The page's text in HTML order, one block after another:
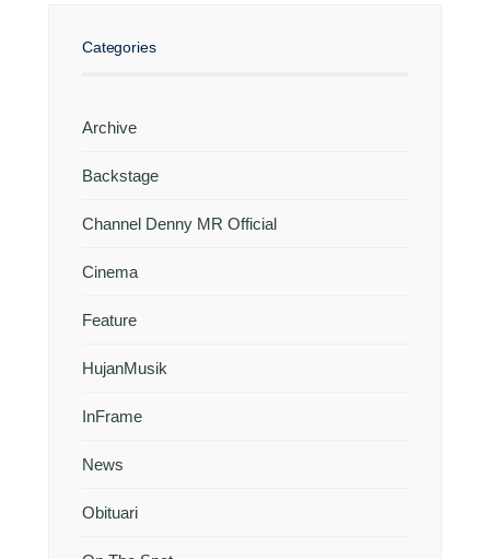
Categories
Archive
Backstage
Channel Denny MR Official
Cinema
Feature
HujanMusik
InFrame
News
Obituari